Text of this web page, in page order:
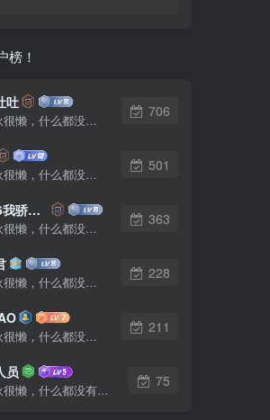
榜！
吐
这家伙很懒，什么都没有写...
706
这家伙很懒，什么都没有写...
501
我996我骄傲了么
这家伙很懒，什么都没有写...
363
这家伙很懒，什么都没有写...
228
这家伙很懒，什么都没有写...
211
员
这家伙很懒，什么都没有写...
75